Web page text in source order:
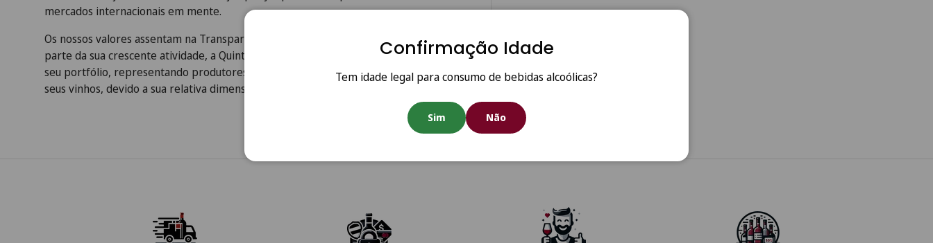
mercados internacionais em mente.
Os nossos valores assentam na Transparência, Ética e Responsabilidade. Como
parte da sua crescente atividade, a Quinta Progresso acrescentou novos vinhos ao
seu portfólio, representando produtores que poderiam não ver reconhecidos os
seus vinhos, devido a sua relativa dimensão.
Confirmação Idade
Tem idade legal para consumo de bebidas alcoólicas?
Sim Não